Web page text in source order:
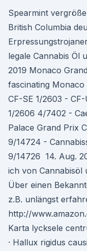
Spearmint
British Columbia
legale Cannabis Öl
2019 Monaco
fascinating
CF-SE 1/2603 -
1/2606 4/7402 -
Palace Grand Prix
9/14724 -
9/14726 14. Aug.
ich von Cannabisöl
Über einen
z.B. unlängst
http://
Karta lycksele
· Hallux rigidus